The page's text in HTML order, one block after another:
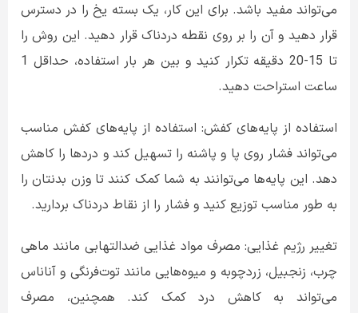
می‌تواند مفید باشد. برای این کار، یک بسته یخ را در دسترس
قرار دهید و آن را بر روی نقطه دردناک قرار دهید. این روش را
تا 15-20 دقیقه تکرار کنید و بین هر بار استفاده، حداقل 1
ساعت استراحت دهید.
استفاده از پایه‌های کفش: استفاده از پایه‌های کفش مناسب
می‌تواند فشار روی پا و پاشنه را تسهیل کند و دردها را کاهش
دهد. این پایه‌ها می‌توانند به شما کمک کنند تا وزن بدنتان را
به طور مناسب توزیع کنید و فشار را از نقاط دردناک بردارید.
تغییر رژیم غذایی: مصرف مواد غذایی ضدالتهابی مانند ماهی
چرب، زنجبیل، زردچوبه و میوه‌هایی مانند توت‌فرنگی و آناناس
می‌تواند به کاهش درد کمک کند. همچنین، مصرف